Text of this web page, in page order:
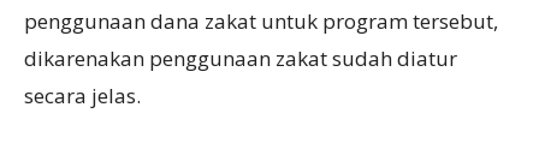
penggunaan dana zakat untuk program tersebut,
dikarenakan penggunaan zakat sudah diatur
secara jelas.